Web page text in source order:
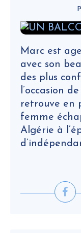
Marc est
avec son
des plus
l’occasion
retrouve en
femme
Algérie à